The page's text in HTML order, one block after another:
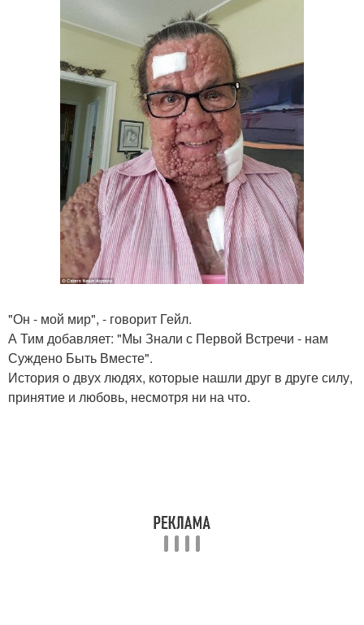
"Он - мой мир", - говорит Гейл.
А Тим добавляет: "Мы Знали с Первой Встречи - нам
Суждено Быть Вместе".
История о двух людях, которые нашли друг в друге силу,
принятие и любовь, несмотря ни на что.